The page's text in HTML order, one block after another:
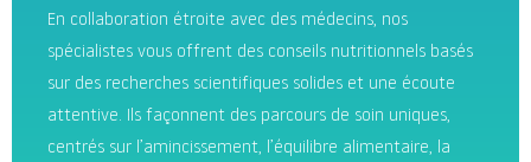
En collaboration étroite avec des médecins, nos
spécialistes vous offrent des conseils nutritionnels basés
sur des recherches scientifiques solides et une écoute
attentive. Ils façonnent des parcours de soin uniques,
centrés sur l’amincissement, l’équilibre alimentaire, la